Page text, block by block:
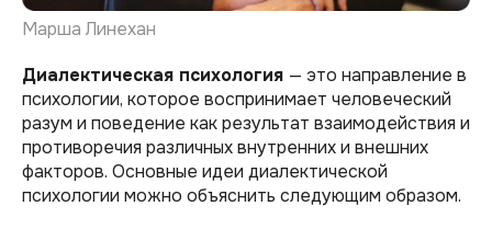
Марша Линехан
Диалектическая психология — это направление в
психологии, которое воспринимает человеческий
разум и поведение как результат взаимодействия и
противоречия различных внутренних и внешних
факторов. Основные идеи диалектической
психологии можно объяснить следующим образом.